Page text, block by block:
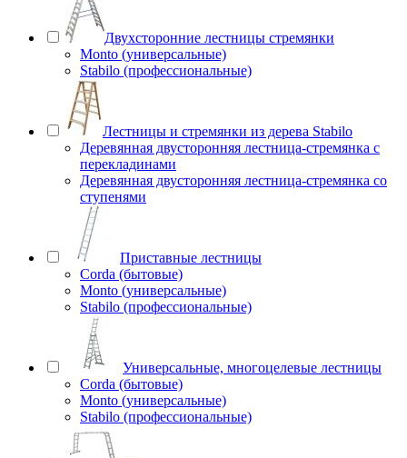
Двухсторонние лестницы стремянки
Monto (универсальные)
Stabilo (профессиональные)
Лестницы и стремянки из дерева Stabilo
Деревянная двусторонняя лестница-стремянка с
перекладинами
Деревянная двусторонняя лестница-стремянка со
ступенями
Приставные лестницы
Corda (бытовые)
Monto (универсальные)
Stabilo (профессиональные)
Универсальные, многоцелевые лестницы
Corda (бытовые)
Monto (универсальные)
Stabilo (профессиональные)